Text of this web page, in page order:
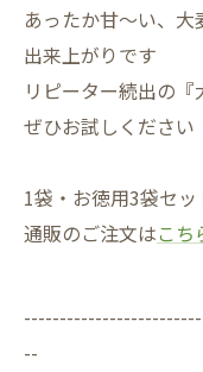
あったか甘～い、
出来上がりです
リピーター続出の『
ぜひお試しください
1袋・お徳用3袋セ
通販のご注文はこち
--